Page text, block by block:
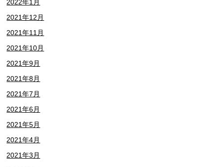
2022年1月
2021年12月
2021年11月
2021年10月
2021年9月
2021年8月
2021年7月
2021年6月
2021年5月
2021年4月
2021年3月